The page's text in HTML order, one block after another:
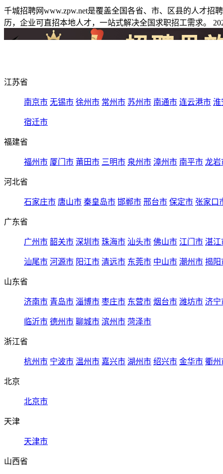
千城招聘网www.zpw.net是覆盖全国各省、市、区县的人才
历，企业可直招本地人才，一站式解决全国求职招工需求。
江苏省
南京市 无锡市 徐州市 常州市 苏州市 南通市 连云港市 淮
宿迁市
福建省
福州市 厦门市 莆田市 三明市 泉州市 漳州市 南平市 龙岩
河北省
石家庄市 唐山市 秦皇岛市 邯郸市 邢台市 保定市 张家口
广东省
广州市 韶关市 深圳市 珠海市 汕头市 佛山市 江门市 湛江
汕尾市 河源市 阳江市 清远市 东莞市 中山市 潮州市 揭阳
山东省
济南市 青岛市 淄博市 枣庄市 东营市 烟台市 潍坊市 济宁
临沂市 德州市 聊城市 滨州市 菏泽市
浙江省
杭州市 宁波市 温州市 嘉兴市 湖州市 绍兴市 金华市 衢州
北京
北京市
天津
天津市
山西省